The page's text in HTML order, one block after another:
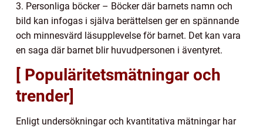
3. Personliga böcker – Böcker där barnets namn och
bild kan infogas i själva berättelsen ger en spännande
och minnesvärd läsupplevelse för barnet. Det kan vara
en saga där barnet blir huvudpersonen i äventyret.
[ Populäritetsmätningar och
trender]
Enligt undersökningar och kvantitativa mätningar har